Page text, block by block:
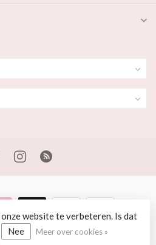
Beer en Schaap
website te verbeteren. Is dat
Nee Meer over cookies »